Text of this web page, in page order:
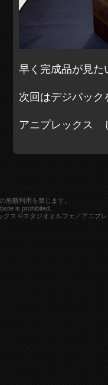
早く完成品が見た
次回はデジパッ
アニプレックス
無断利用を禁じます。
is prohibited.
ス ©スタジオオルフェ／アニプ